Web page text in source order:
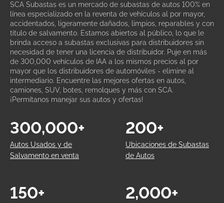
SCA Subastas es un mercado de subastas de autos 100% en
línea especializado en la reventa de vehículos al por mayor,
accidentados, ligeramente dañados, limpios, reparables y con
título de salvamento. Estamos abiertos al público, lo que le
brinda acceso a subastas exclusivas para distribuidores sin
necesidad de tener una licencia de distribuidor. Puje en más
de 300,000 vehículos de IAA a los mismos precios al por
mayor que los distribuidores de automóviles - elimine al
intermediario. Encuentre las mejores ofertas en autos,
camiones, SUV, botes, remolques y más con SCA.
¡Permítanos manejar sus autos y ofertas!
Autos Usados y de
Salvamento en venta
300,000+
Ubicaciones de Subastas
de Autos
200+
150+ 2,000+